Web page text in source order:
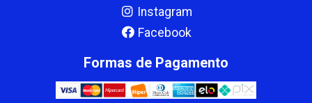
Instagram
Facebook
Formas de Pagamento